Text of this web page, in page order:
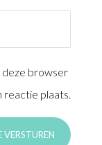
deze browser
reactie plaats.
VERSTUREN